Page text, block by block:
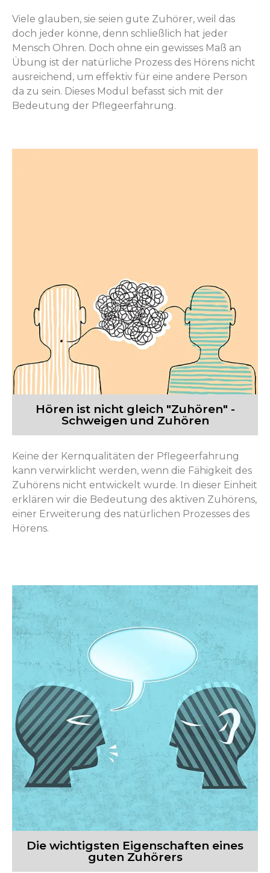
Viele glauben, sie seien gute Zuhörer, weil das
doch jeder könne, denn schließlich hat jeder
Mensch Ohren. Doch ohne ein gewisses Maß an
Übung ist der natürliche Prozess des Hörens nicht
ausreichend, um effektiv für eine andere Person
da zu sein. Dieses Modul befasst sich mit der
Bedeutung der Pflegeerfahrung.
Hören ist nicht gleich "Zuhören" -
Schweigen und Zuhören
Keine der Kernqualitäten der Pflegeerfahrung
kann verwirklicht werden, wenn die Fähigkeit des
Zuhörens nicht entwickelt wurde. In dieser Einheit
erklären wir die Bedeutung des aktiven Zuhörens,
einer Erweiterung des natürlichen Prozesses des
Hörens.
Die wichtigsten Eigenschaften eines
guten Zuhörers